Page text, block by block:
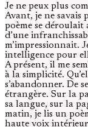
Je ne peux plus
Avant, je ne savais
poème se déroulait
d’une
m’impressionnait.
intelligence pour
A présent, il me
à la simplicité.
s’abandonner. De
étrangère. Sur la
sa langue, sur la
matin, je lis un
haute voix